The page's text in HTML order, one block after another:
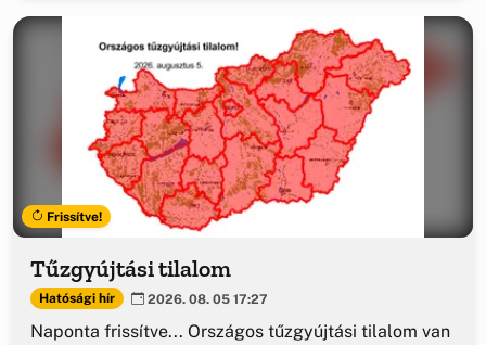
Frissítve!
Tűzgyújtási tilalom
Hatósági hír 2026. 08. 05 17:27
Naponta frissítve... Országos tűzgyújtási tilalom van